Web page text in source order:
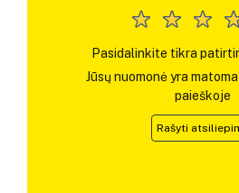
Pasidalinkite tikra
Jūsų nuomonė yra matoma
paieškoje
Rašyti